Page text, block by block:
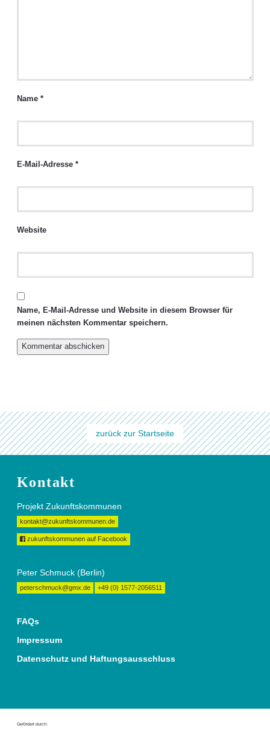
Name *
E-Mail-Adresse *
Website
Name, E-Mail-Adresse und Website in diesem Browser für
meinen nächsten Kommentar speichern.
zurück zur Startseite
Kontakt
Projekt Zukunftskommunen
kontakt@zukunftskommunen.de
zukunftskommunen auf Facebook
Peter Schmuck (Berlin)
peterschmuck@gmx.de +49 (0) 1577-2056511
FAQs
Impressum
Datenschutz und Haftungsausschluss
Gefördert durch: